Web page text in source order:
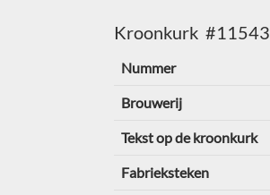
Kroonkurk #11543
Nummer
Brouwerij
Tekst op de kroonkurk
Fabrieksteken